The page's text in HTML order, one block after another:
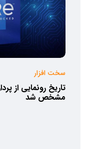
سخت افزار
مشخص شد